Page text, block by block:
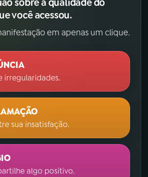
Facebook
X
sobre a qualidade do
você acessou.
em apenas um clique.
irregularidades.
sua insatisfação.
algo positivo.